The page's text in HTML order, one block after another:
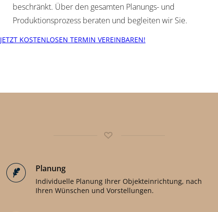
beschränkt. Über den gesamten Planungs- und
Produktionsprozess beraten und begleiten wir Sie.
JETZT KOSTENLOSEN TERMIN VEREINBAREN!
Planung
Individuelle Planung Ihrer Objekteinrichtung, nach
Ihren Wünschen und Vorstellungen.